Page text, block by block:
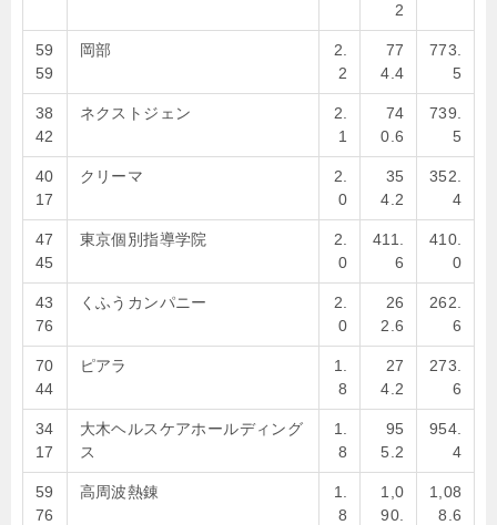
2
59
59
岡部
2.
2
77
4.4
773.
5
38
42
ネクストジェン
2.
1
74
0.6
739.
5
40
17
クリーマ
2.
0
35
4.2
352.
4
47
45
東京個別指導学院
2.
0
411.
6
410.
0
43
76
くふうカンパニー
2.
0
26
2.6
262.
6
70
44
ピアラ
1.
8
27
4.2
273.
6
34
17
大木ヘルスケアホールディング
ス
1.
8
95
5.2
954.
4
59
76
高周波熱錬
1.
8
1,0
90.
1,08
8.6